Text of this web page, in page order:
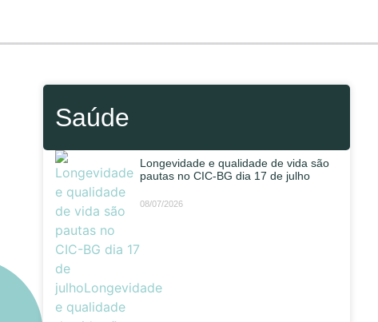
Saúde
Longevidade e qualidade de vida são
pautas no CIC-BG dia 17 de julho
08/07/2026